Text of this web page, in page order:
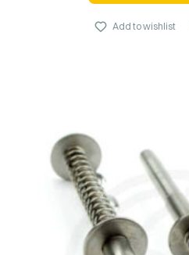
Add to wishlist